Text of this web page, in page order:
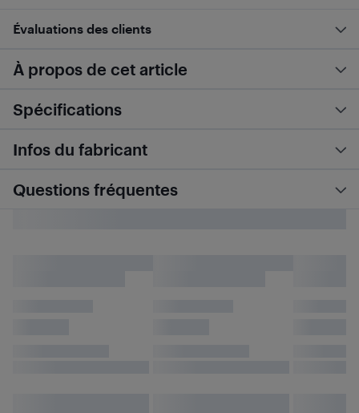
Évaluations des clients
À propos de cet article
Spécifications
Infos du fabricant
Questions fréquentes